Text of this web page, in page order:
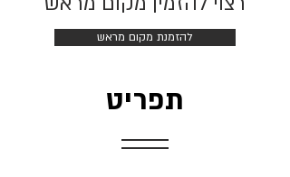
להזמנת מקום מראש
תפריט